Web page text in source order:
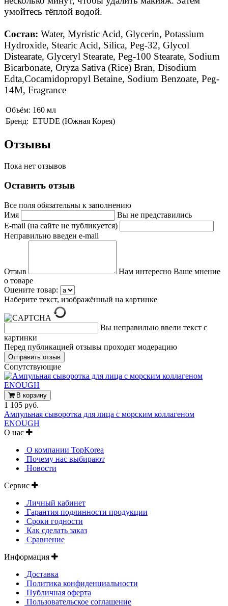
умойтесь тёплой водой.
Состав: Water, Myristic Acid, Glycerin, Potassium
Hydroxide, Stearic Acid, Silica, Peg-32, Glycol
Distearate, Glyceryl Stearate, Peg-100 Stearate, Sodium
Bicarbonate, Oryza Sativa (Rice) Bran, Disodium
Edta,Cocamidopropyl Betaine, Sodium Benzoate, Peg-
14M, Fragrance
Объём: 160 мл
Бренд: ETUDE (Южная Корея)
Отзывы
Пока нет отзывов
Оставить отзыв
Все поля обязательны к заполнению
Имя
Вы не представились
E-mail (на сайте не публикуется)
Неправильно введен e-mail
Отзыв
Нам интересно Ваше мнение
о товаре
Оцените товар:
Наберите текст, изображённый на картинке
Вы неправильно ввели текст с
картинки
Перед публикацией отзывы проходят модерацию
Cопутствующие
В корзину
1 105 руб.
Ампульная сыворотка для лица с морским коллагеном
ENOUGH
О нас
О компании TopKorea
Почему нас выбирают
Новости
Сервис
Личный кабинет
Гарантия подлинности продукции
Сроки годности
Как сделать заказ
Сравнение
Информация
Доставка
Политика конфиденциальности
Публичная оферта
Пользовательское соглашение